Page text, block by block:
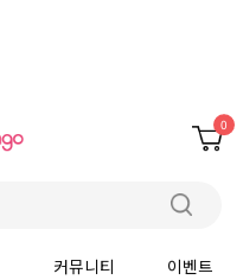
0
커뮤니티 이벤트